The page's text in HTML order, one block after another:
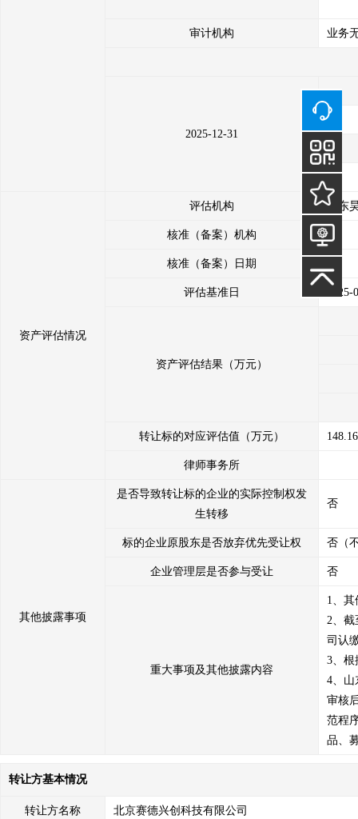
审计机构 业务
2025-12-31
资产评估情况
评估机构 山东
核准（备案）机构
核准（备案）日期
评估基准日
资产评估结果（万元）
转让标的对应评估值（万元）
律师事务所
其他披露事项
是否导致转让标的企业的实际控制权发
生转移
否
标的企业原股东是否放弃优先受让权 否（
企业管理层是否参与受让 否
重大事项及其他披露内容
1、其
2、截
司认
3、根
4、山
审核
范程
品、
转让方基本情况
转让方名称 北京赛德兴创科技有限公司